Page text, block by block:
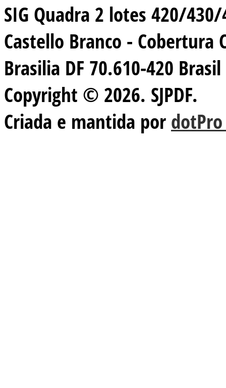
SIG Quadra 2 lotes 420/
Castello Branco - Cobertura
Brasilia DF 70.610-420 Brasil
Copyright © 2026. SJPDF.
Criada e mantida por